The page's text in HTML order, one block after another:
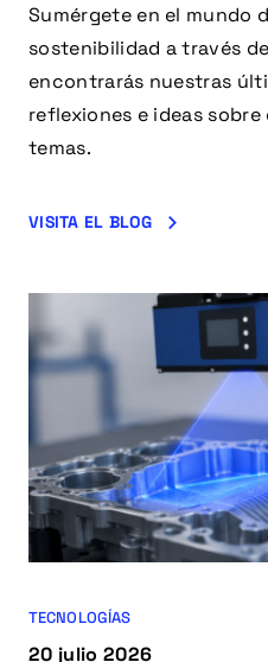
Sumérgete en el mundo
sostenibilidad a través
encontrarás nuestras
reflexiones e ideas
temas.
VISITA EL BLOG
TECNOLOGÍAS
20 julio 2026